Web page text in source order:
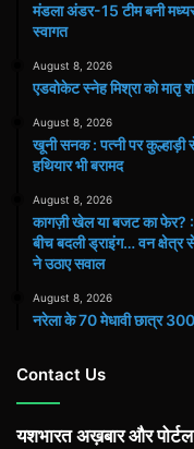
मंडला अंडर-15 टीम बनी
स्वागत
August 8, 2026
एडवोकेट स्नेह मिश्रा को मातृ
August 8, 2026
खूनी सनक : पत्नी पर कुल्हाड़ी
हथियार भी बरामद
August 8, 2026
कागज़ी खेल या बजट का फेर?
बीच बदली ड्राइंग… वन क्षेत्र से
ने उठाए सवाल
August 8, 2026
नरेला के 70 मेधावी छात्र 300
Contact Us
यशभारत अख़बार और